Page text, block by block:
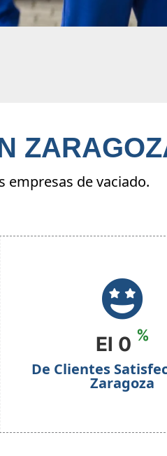
empresas de vaciado.
El 0 %
De Clientes
Zaragoza